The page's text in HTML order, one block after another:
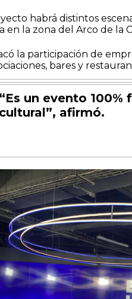
habrá distintos
en la zona del Arco de la
la participación de
bares y
“Es un evento
cultural”, afirmó.